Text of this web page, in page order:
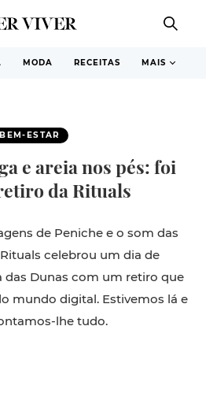
MODA RECEITAS MAIS
BEM-ESTAR
e areia nos pés: foi
da Rituals
de Peniche e o som das
celebrou um dia de
das Dunas com um retiro que
mundo digital. Estivemos lá e
lhe tudo.